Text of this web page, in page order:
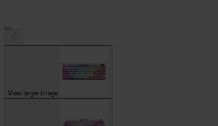
View larger image